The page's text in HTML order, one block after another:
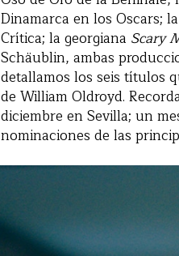
Dinamarca en los Oscars;
Crítica; la georgiana Scary
Schäublin, ambas
detallamos los seis títulos
de William Oldroyd.
diciembre en Sevilla; un
nominaciones de las